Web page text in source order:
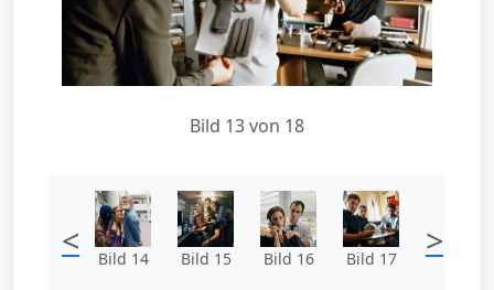
Bild 13 von 18
< Bild 14 Bild 15 Bild 16 Bild 17 >